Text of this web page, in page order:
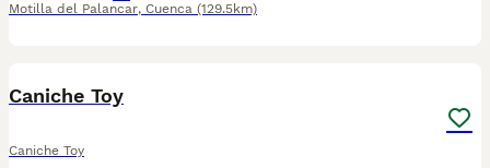
Motilla del Palancar, Cuenca (129.5km)
Caniche Toy
Caniche Toy